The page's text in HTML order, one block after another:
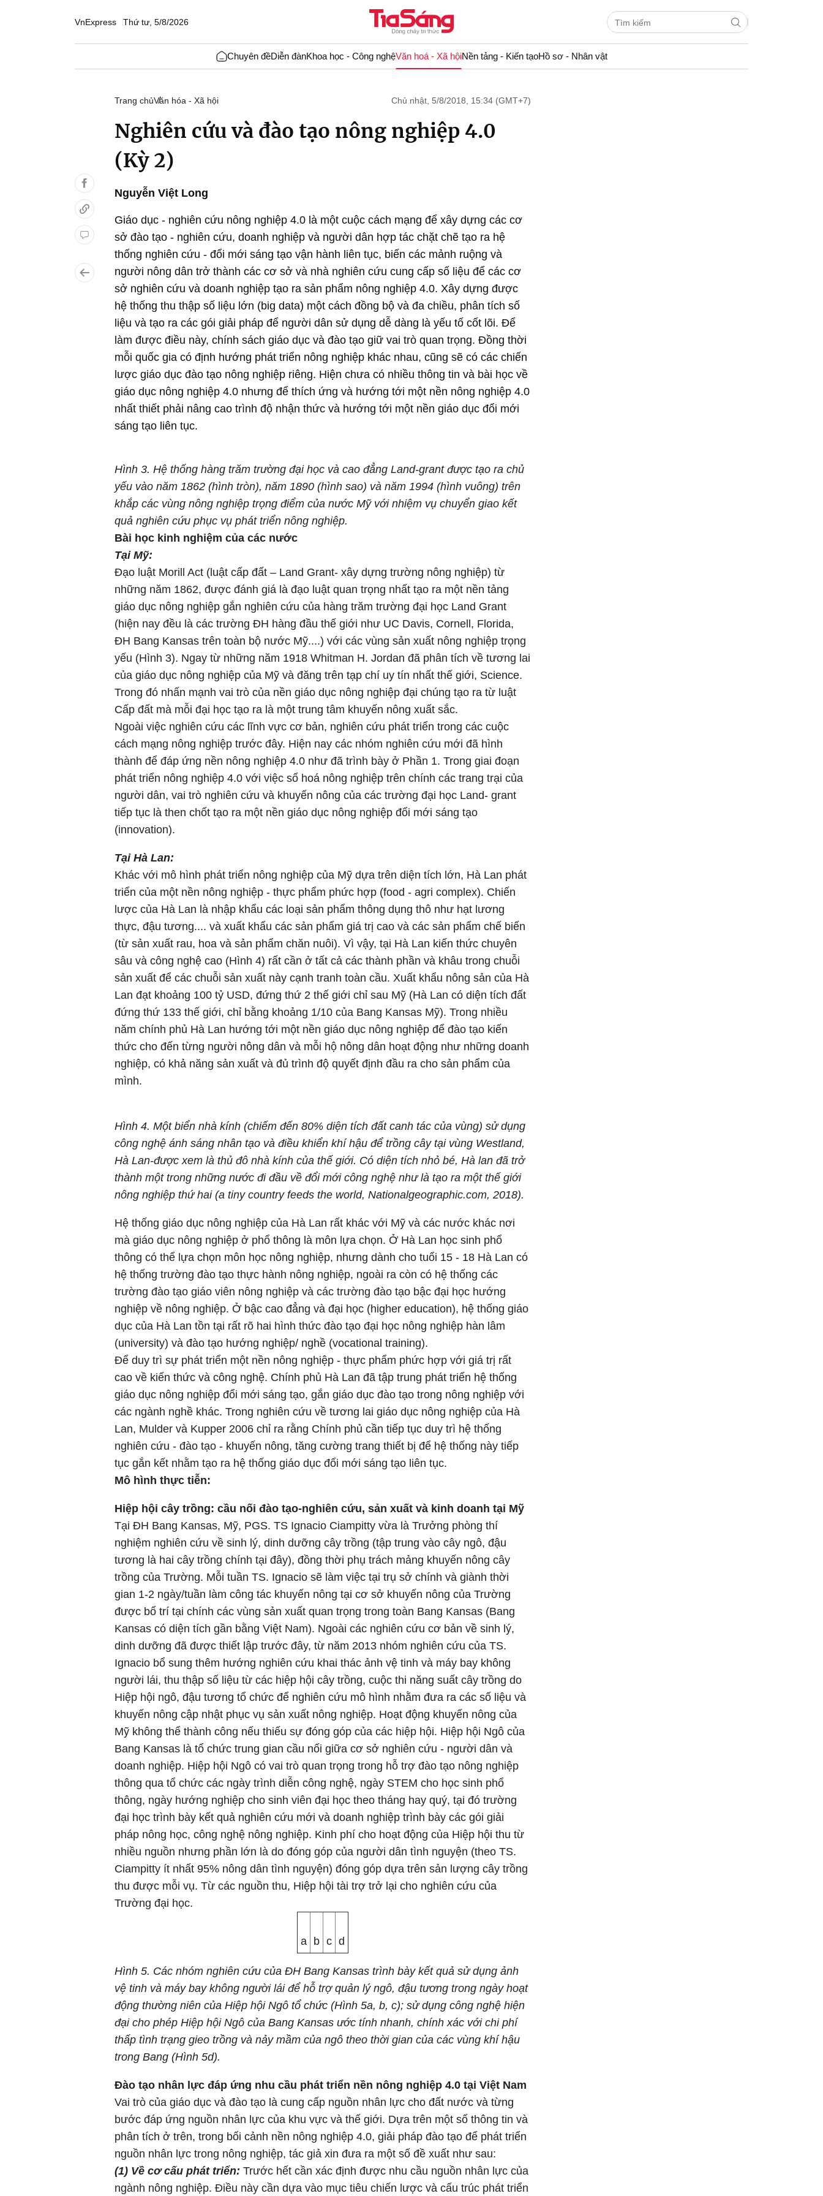
VnExpress Thứ tư, 5/8/2026
Chuyên đềDiễn đànKhoa học - Công nghệVăn hoá - Xã hộiNền tảng - Kiến tạoHồ sơ - Nhân vật
Trang chủVăn hóa - Xã hội Chủ nhật, 5/8/2018, 15:34 (GMT+7)
Nghiên cứu và đào tạo nông nghiệp 4.0
(Kỳ 2)
Nguyễn Việt Long
Giáo dục - nghiên cứu nông nghiệp 4.0 là một cuộc cách mạng để xây dựng các cơ
sở đào tạo - nghiên cứu, doanh nghiệp và người dân hợp tác chặt chẽ tạo ra hệ
thống nghiên cứu - đổi mới sáng tạo vận hành liên tục, biến các mảnh ruộng và
người nông dân trở thành các cơ sở và nhà nghiên cứu cung cấp số liệu để các cơ
sở nghiên cứu và doanh nghiệp tạo ra sản phẩm nông nghiệp 4.0. Xây dựng được
hệ thống thu thập số liệu lớn (big data) một cách đồng bộ và đa chiều, phân tích số
liệu và tạo ra các gói giải pháp để người dân sử dụng dễ dàng là yếu tố cốt lõi. Để
làm được điều này, chính sách giáo dục và đào tạo giữ vai trò quan trọng. Đồng thời
mỗi quốc gia có định hướng phát triển nông nghiệp khác nhau, cũng sẽ có các chiến
lược giáo dục đào tạo nông nghiệp riêng. Hiện chưa có nhiều thông tin và bài học về
giáo dục nông nghiệp 4.0 nhưng để thích ứng và hướng tới một nền nông nghiệp 4.0
nhất thiết phải nâng cao trình độ nhận thức và hướng tới một nền giáo dục đổi mới
sáng tạo liên tục.
Hình 3. Hệ thống hàng trăm trường đại học và cao đẳng Land-grant được tạo ra chủ
yếu vào năm 1862 (hình tròn), năm 1890 (hình sao) và năm 1994 (hình vuông) trên
khắp các vùng nông nghiệp trọng điểm của nước Mỹ với nhiệm vụ chuyển giao kết
quả nghiên cứu phục vụ phát triển nông nghiệp.
Bài học kinh nghiệm của các nước
Tại Mỹ:
Đạo luật Morill Act (luật cấp đất – Land Grant- xây dựng trường nông nghiệp) từ
những năm 1862, được đánh giá là đạo luật quan trọng nhất tạo ra một nền tảng
giáo dục nông nghiệp gắn nghiên cứu của hàng trăm trường đại học Land Grant
(hiện nay đều là các trường ĐH hàng đầu thế giới như UC Davis, Cornell, Florida,
ĐH Bang Kansas trên toàn bộ nước Mỹ....) với các vùng sản xuất nông nghiệp trọng
yếu (Hình 3). Ngay từ những năm 1918 Whitman H. Jordan đã phân tích về tương lai
của giáo dục nông nghiệp của Mỹ và đăng trên tạp chí uy tín nhất thế giới, Science.
Trong đó nhấn mạnh vai trò của nền giáo dục nông nghiệp đại chúng tạo ra từ luật
Cấp đất mà mỗi đại học tạo ra là một trung tâm khuyến nông xuất sắc.
Ngoài việc nghiên cứu các lĩnh vực cơ bản, nghiên cứu phát triển trong các cuộc
cách mạng nông nghiệp trước đây. Hiện nay các nhóm nghiên cứu mới đã hình
thành để đáp ứng nền nông nghiệp 4.0 như đã trình bày ở Phần 1. Trong giai đoạn
phát triển nông nghiệp 4.0 với việc số hoá nông nghiệp trên chính các trang trại của
người dân, vai trò nghiên cứu và khuyến nông của các trường đại học Land- grant
tiếp tục là then chốt tạo ra một nền giáo dục nông nghiệp đổi mới sáng tạo
(innovation).
Tại Hà Lan:
Khác với mô hình phát triển nông nghiệp của Mỹ dựa trên diện tích lớn, Hà Lan phát
triển của một nền nông nghiệp - thực phẩm phức hợp (food - agri complex). Chiến
lược của Hà Lan là nhập khẩu các loại sản phẩm thông dụng thô như hạt lương
thực, đậu tương.... và xuất khẩu các sản phẩm giá trị cao và các sản phẩm chế biến
(từ sản xuất rau, hoa và sản phẩm chăn nuôi). Vì vậy, tại Hà Lan kiến thức chuyên
sâu và công nghệ cao (Hình 4) rất cần ở tất cả các thành phần và khâu trong chuỗi
sản xuất để các chuỗi sản xuất này cạnh tranh toàn cầu. Xuất khẩu nông sản của Hà
Lan đạt khoảng 100 tỷ USD, đứng thứ 2 thế giới chỉ sau Mỹ (Hà Lan có diện tích đất
đứng thứ 133 thế giới, chỉ bằng khoảng 1/10 của Bang Kansas Mỹ). Trong nhiều
năm chính phủ Hà Lan hướng tới một nền giáo dục nông nghiệp để đào tạo kiến
thức cho đến từng người nông dân và mỗi hộ nông dân hoạt động như những doanh
nghiệp, có khả năng sản xuất và đủ trình độ quyết định đầu ra cho sản phẩm của
mình.
Hình 4. Một biển nhà kính (chiếm đến 80% diện tích đất canh tác của vùng) sử dụng
công nghệ ánh sáng nhân tạo và điều khiển khí hậu để trồng cây tại vùng Westland,
Hà Lan-được xem là thủ đô nhà kính của thế giới. Có diện tích nhỏ bé, Hà lan đã trở
thành một trong những nước đi đầu về đổi mới công nghệ như là tạo ra một thế giới
nông nghiệp thứ hai (a tiny country feeds the world, Nationalgeographic.com, 2018).
Hệ thống giáo dục nông nghiệp của Hà Lan rất khác với Mỹ và các nước khác nơi
mà giáo dục nông nghiệp ở phổ thông là môn lựa chọn. Ở Hà Lan học sinh phổ
thông có thể lựa chọn môn học nông nghiệp, nhưng dành cho tuổi 15 - 18 Hà Lan có
hệ thống trường đào tạo thực hành nông nghiệp, ngoài ra còn có hệ thống các
trường đào tạo giáo viên nông nghiệp và các trường đào tạo bậc đại học hướng
nghiệp về nông nghiệp. Ở bậc cao đẳng và đại học (higher education), hệ thống giáo
dục của Hà Lan tồn tại rất rõ hai hình thức đào tạo đại học nông nghiệp hàn lâm
(university) và đào tạo hướng nghiệp/ nghề (vocational training).
Để duy trì sự phát triển một nền nông nghiệp - thực phẩm phức hợp với giá trị rất
cao về kiến thức và công nghệ. Chính phủ Hà Lan đã tập trung phát triển hệ thống
giáo dục nông nghiệp đổi mới sáng tạo, gắn giáo dục đào tạo trong nông nghiệp với
các ngành nghề khác. Trong nghiên cứu về tương lai giáo dục nông nghiệp của Hà
Lan, Mulder và Kupper 2006 chỉ ra rằng Chính phủ cần tiếp tục duy trì hệ thống
nghiên cứu - đào tạo - khuyến nông, tăng cường trang thiết bị để hệ thống này tiếp
tục gắn kết nhằm tạo ra hệ thống giáo dục đổi mới sáng tạo liên tục.
Mô hình thực tiễn:
Hiệp hội cây trồng: cầu nối đào tạo-nghiên cứu, sản xuất và kinh doanh tại Mỹ
Tại ĐH Bang Kansas, Mỹ, PGS. TS Ignacio Ciampitty vừa là Trưởng phòng thí
nghiệm nghiên cứu về sinh lý, dinh dưỡng cây trồng (tập trung vào cây ngô, đậu
tương là hai cây trồng chính tại đây), đồng thời phụ trách mảng khuyến nông cây
trồng của Trường. Mỗi tuần TS. Ignacio sẽ làm việc tại trụ sở chính và giành thời
gian 1-2 ngày/tuần làm công tác khuyến nông tại cơ sở khuyến nông của Trường
được bố trí tại chính các vùng sản xuất quan trọng trong toàn Bang Kansas (Bang
Kansas có diện tích gần bằng Việt Nam). Ngoài các nghiên cứu cơ bản về sinh lý,
dinh dưỡng đã được thiết lập trước đây, từ năm 2013 nhóm nghiên cứu của TS.
Ignacio bổ sung thêm hướng nghiên cứu khai thác ảnh vệ tinh và máy bay không
người lái, thu thập số liệu từ các hiệp hội cây trồng, cuộc thi năng suất cây trồng do
Hiệp hội ngô, đậu tương tổ chức để nghiên cứu mô hình nhằm đưa ra các số liệu và
khuyến nông cập nhật phục vụ sản xuất nông nghiệp. Hoạt động khuyến nông của
Mỹ không thể thành công nếu thiếu sự đóng góp của các hiệp hội. Hiệp hội Ngô của
Bang Kansas là tổ chức trung gian cầu nối giữa cơ sở nghiên cứu - người dân và
doanh nghiệp. Hiệp hội Ngô có vai trò quan trọng trong hỗ trợ đào tạo nông nghiệp
thông qua tổ chức các ngày trình diễn công nghệ, ngày STEM cho học sinh phổ
thông, ngày hướng nghiệp cho sinh viên đại học theo tháng hay quý, tại đó trường
đại học trình bày kết quả nghiên cứu mới và doanh nghiệp trình bày các gói giải
pháp nông học, công nghệ nông nghiệp. Kinh phí cho hoạt động của Hiệp hội thu từ
nhiều nguồn nhưng phần lớn là do đóng góp của người dân tình nguyện (theo TS.
Ciampitty ít nhất 95% nông dân tình nguyện) đóng góp dựa trên sản lượng cây trồng
thu được mỗi vụ. Từ các nguồn thu, Hiệp hội tài trợ trở lại cho nghiên cứu của
Trường đại học.
a b c d
Hình 5. Các nhóm nghiên cứu của ĐH Bang Kansas trình bày kết quả sử dụng ảnh
vệ tinh và máy bay không người lái để hỗ trợ quản lý ngô, đậu tương trong ngày hoạt
động thường niên của Hiệp hội Ngô tổ chức (Hình 5a, b, c); sử dụng công nghệ hiện
đại cho phép Hiệp hội Ngô của Bang Kansas ước tính nhanh, chính xác với chi phí
thấp tình trạng gieo trồng và nảy mầm của ngô theo thời gian của các vùng khí hậu
trong Bang (Hình 5d).
Đào tạo nhân lực đáp ứng nhu cầu phát triển nền nông nghiệp 4.0 tại Việt Nam
Vai trò của giáo dục và đào tạo là cung cấp nguồn nhân lực cho đất nước và từng
bước đáp ứng nguồn nhân lực của khu vực và thế giới. Dựa trên một số thông tin và
phân tích ở trên, trong bối cảnh nền nông nghiệp 4.0, giải pháp đào tạo để phát triển
nguồn nhân lực trong nông nghiệp, tác giả xin đưa ra một số đề xuất như sau:
(1) Về cơ cấu phát triển: Trước hết cần xác định được nhu cầu nguồn nhân lực của
ngành nông nghiệp. Điều này cần dựa vào mục tiêu chiến lược và cấu trúc phát triển